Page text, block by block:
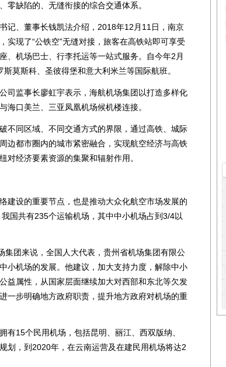
零缺陷的、无缝衔接的综合交通体系。
、董事长钱凯法介绍，2018年12月11日，南京
实现了“公铁空”无缝对接，旅客在高铁站即可享受
、机场巴士、行李托运等一站式服务。自今年2月
莫斯科、圣彼得堡和意大利米兰等国际航班。
监事长廖虹宇表示，海航机场集团以打造多样化
海口美兰、三亚凤凰机场候机楼连接。
同区域、不同交通方式的界限，通过高铁、城际
边都市圈内的城市紧密融合，实现航空经济与高铁
对经济要素资源的集聚和辐射作用。
设的重要节点，也是推动大众化航空市场发展的
国共有235个运输机场，其中中小机场占到3/4以
团来说，全国人大代表，贵州省机场集团有限公
小机场的发展。他建议，加大支持力度，解除中小
益属性，从国家层面继续加大对西部和东北等欠发
一步明确地方政府职责，提升地方政府对机场的重
15个民用机场，包括昆明、丽江、西双版纳、
划，到2020年，在云南运营及在建民用机场将达2